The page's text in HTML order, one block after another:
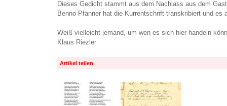
Dieses Gedicht stammt aus dem Nachlass aus dem
Benno Pfanner hat die Kurrentschrift transkribiert und es
Weiß vielleicht jemand, um wen es sich hier handeln
Klaus Riezler
Artikel teilen